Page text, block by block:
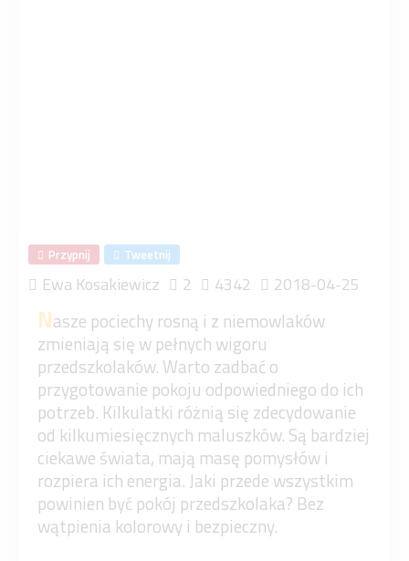
Przypnij Tweetnij
Ewa Kosakiewicz 2 4342 2018-04-25
Nasze pociechy rosną i z niemowlaków
zmieniają się w pełnych wigoru
przedszkolaków. Warto zadbać o
przygotowanie pokoju odpowiedniego do ich
potrzeb. Kilkulatki różnią się zdecydowanie
od kilkumiesięcznych maluszków. Są bardziej
ciekawe świata, mają masę pomysłów i
rozpiera ich energia. Jaki przede wszystkim
powinien być pokój przedszkolaka? Bez
wątpienia kolorowy i bezpieczny.